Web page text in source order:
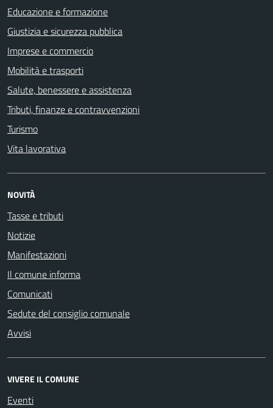
Educazione e formazione
Giustizia e sicurezza pubblica
Imprese e commercio
Mobilità e trasporti
Salute, benessere e assistenza
Tributi, finanze e contravvenzioni
Turismo
Vita lavorativa
NOVITÀ
Tasse e tributi
Notizie
Manifestazioni
Il comune informa
Comunicati
Sedute del consiglio comunale
Avvisi
VIVERE IL COMUNE
Eventi